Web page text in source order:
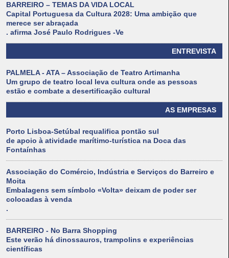
BARREIRO – TEMAS DA VIDA LOCAL
Capital Portuguesa da Cultura 2028: Uma ambição que
merece ser abraçada
. afirma José Paulo Rodrigues -Ve
ENTREVISTA
PALMELA - ATA – Associação de Teatro Artimanha
Um grupo de teatro local leva cultura onde as pessoas
estão e combate a desertificação cultural
AS EMPRESAS
Porto Lisboa-Setúbal requalifica pontão sul
de apoio à atividade marítimo-turística na Doca das
Fontaínhas
Associação do Comércio, Indústria e Serviços do Barreiro e
Moita
Embalagens sem símbolo «Volta» deixam de poder ser
colocadas à venda
.
BARREIRO - No Barra Shopping
Este verão há dinossauros, trampolins e experiências
científicas